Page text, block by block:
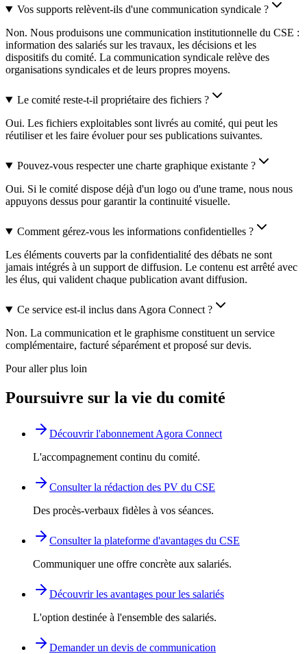
Vos supports relèvent-ils d'une communication syndicale ?
Non. Nous produisons une communication institutionnelle du CSE :
information des salariés sur les travaux, les décisions et les
dispositifs du comité. La communication syndicale relève des
organisations syndicales et de leurs propres moyens.
Le comité reste-t-il propriétaire des fichiers ?
Oui. Les fichiers exploitables sont livrés au comité, qui peut les
réutiliser et les faire évoluer pour ses publications suivantes.
Pouvez-vous respecter une charte graphique existante ?
Oui. Si le comité dispose déjà d'un logo ou d'une trame, nous nous
appuyons dessus pour garantir la continuité visuelle.
Comment gérez-vous les informations confidentielles ?
Les éléments couverts par la confidentialité des débats ne sont
jamais intégrés à un support de diffusion. Le contenu est arrêté avec
les élus, qui valident chaque publication avant diffusion.
Ce service est-il inclus dans Agora Connect ?
Non. La communication et le graphisme constituent un service
complémentaire, facturé séparément et proposé sur devis.
Pour aller plus loin
Poursuivre sur la vie du comité
Découvrir l'abonnement Agora Connect
L'accompagnement continu du comité.
Consulter la rédaction des PV du CSE
Des procès-verbaux fidèles à vos séances.
Consulter la plateforme d'avantages du CSE
Communiquer une offre concrète aux salariés.
Découvrir les avantages pour les salariés
L'option destinée à l'ensemble des salariés.
Demander un devis de communication